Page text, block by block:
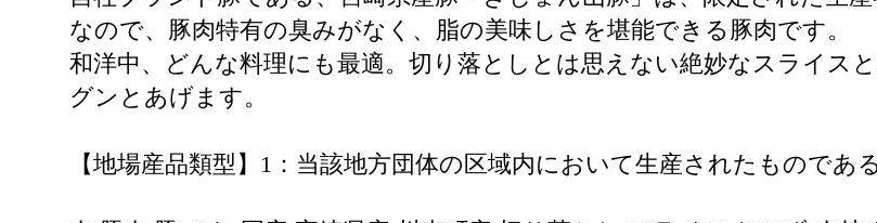
なので、豚肉特有の臭みがなく、脂の美味しさを堪能できる豚肉です。
和洋中、どんな料理にも最適。切り落としとは思えない絶妙なスライス
グンとあげます。
【地場産品類型】1：当該地方団体の区域内において生産されたものであ